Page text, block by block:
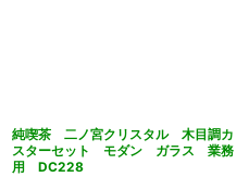
純喫茶 二ノ宮クリスタル 木目調カ
スターセット モダン ガラス 業務
用 DC228